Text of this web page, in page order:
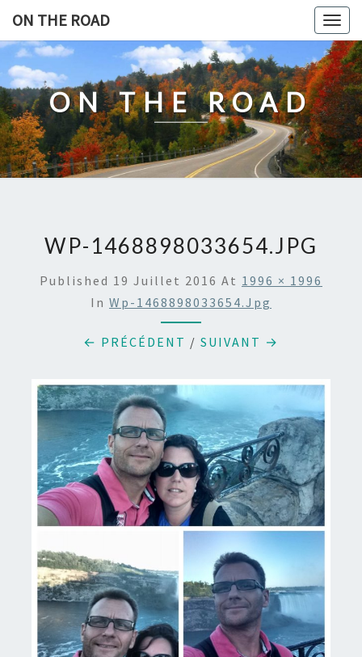
content
ON THE ROAD
ON THE ROAD
WP-1468898033654.JPG
Published 19 Juillet 2016 At 1996 × 1996
In Wp-1468898033654.jpg
← PRÉCÉDENT / SUIVANT →